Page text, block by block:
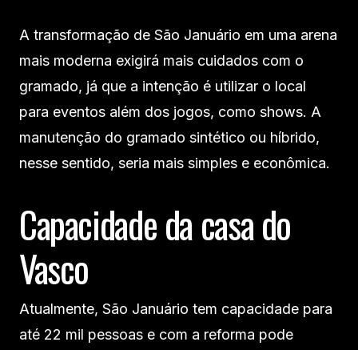
A transformação de São Januário em uma arena
mais moderna exigirá mais cuidados com o
gramado, já que a intenção é utilizar o local
para eventos além dos jogos, como shows. A
manutenção do gramado sintético ou híbrido,
nesse sentido, seria mais simples e econômica.
Capacidade da casa do
Vasco
Atualmente, São Januário tem capacidade para
até 22 mil pessoas e com a reforma pode